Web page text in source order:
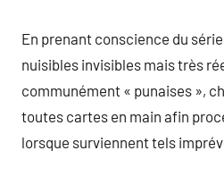
En prenant conscience du
nuisibles invisibles mais très
communément « punaises »,
toutes cartes en main afin
lorsque surviennent tels